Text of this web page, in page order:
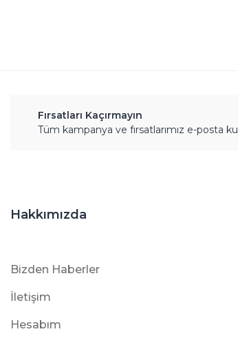
Fırsatları Kaçırmayın
Tüm kampanya ve fırsatlarımız e-posta
Hakkımızda
Bizden Haberler
İletişim
Hesabım